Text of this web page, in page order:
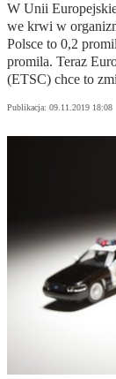
W Unii
we krwi w
Polsce to 0,2
promila. Teraz
(ETSC) chce to
Publikacja: 09.11.2019 18:08